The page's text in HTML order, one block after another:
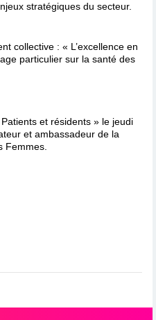
stratégiques du secteur.
collective : « L’excellence en
particulier sur la santé des
et résidents » le jeudi
et ambassadeur de la
Femmes.